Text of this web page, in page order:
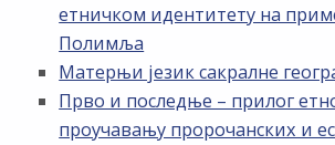
етничком идентитету на
Полимља
Матерњи језик сакралне
Прво и последње – прилог
проучавању пророчанских и